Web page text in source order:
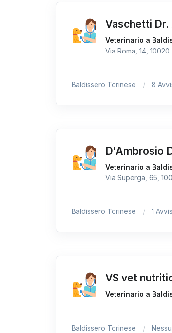
Vaschetti Dr.
Veterinario a
Via Roma, 14,
Baldissero Torinese 8
D'Ambrosio
Veterinario a
Via Superga, 65,
Baldissero Torinese 1
VS vet
Veterinario a
Baldissero Torinese